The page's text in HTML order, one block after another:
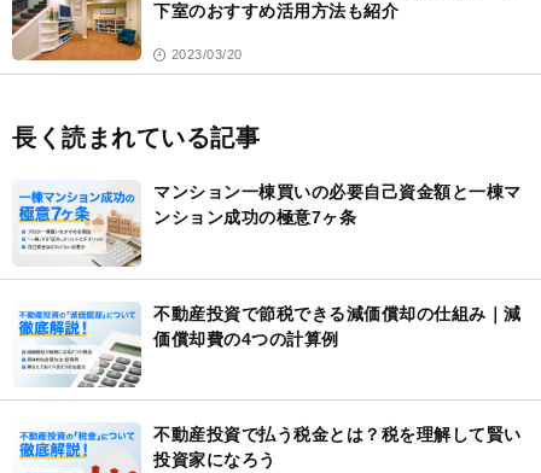
下室のおすすめ活用方法も紹介
2023/03/20
長く読まれている記事
マンション一棟買いの必要自己資金額と一棟マ
ンション成功の極意7ヶ条
不動産投資で節税できる減価償却の仕組み｜減
価償却費の4つの計算例
不動産投資で払う税金とは？税を理解して賢い
投資家になろう